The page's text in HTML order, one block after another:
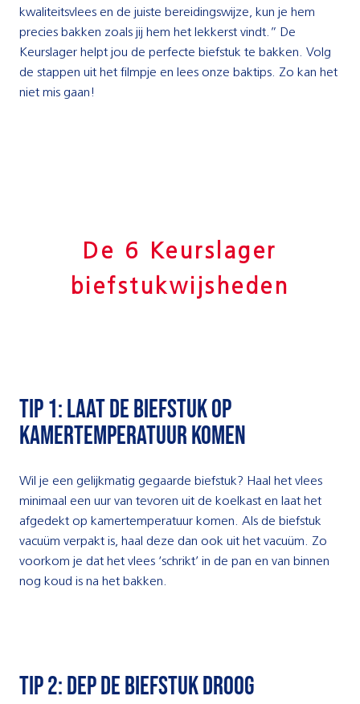
kwaliteitsvlees en de juiste bereidingswijze, kun je hem
precies bakken zoals jij hem het lekkerst vindt.” De
Keurslager helpt jou de perfecte biefstuk te bakken. Volg
de stappen uit het filmpje en lees onze baktips. Zo kan het
niet mis gaan!
De 6 Keurslager
biefstukwijsheden
tip 1: Laat de biefstuk op
kamertemperatuur komen
Wil je een gelijkmatig gegaarde biefstuk? Haal het vlees
minimaal een uur van tevoren uit de koelkast en laat het
afgedekt op kamertemperatuur komen. Als de biefstuk
vacuüm verpakt is, haal deze dan ook uit het vacuüm. Zo
voorkom je dat het vlees ‘schrikt’ in de pan en van binnen
nog koud is na het bakken.
tip 2: Dep de biefstuk droog